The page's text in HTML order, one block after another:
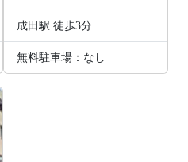
成田駅 徒歩3分
無料駐車場：なし